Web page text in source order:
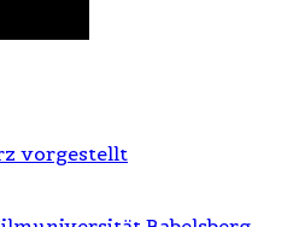
vorgestellt